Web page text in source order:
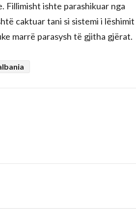
Fillimisht ishte parashikuar nga
caktuar tani si sistemi i lëshimit
marrë parasysh të gjitha gjërat.